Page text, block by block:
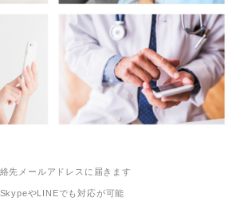
先メールアドレスに届きます
やLINEでも対応が可能